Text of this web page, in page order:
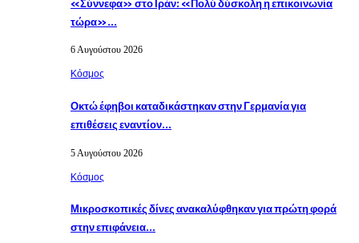
«Σύννεφα» στο Ιράν: «Πολύ δύσκολη η επικοινωνία
τώρα»…
6 Αυγούστου 2026
Κόσμος
Οκτώ έφηβοι καταδικάστηκαν στην Γερμανία για
επιθέσεις εναντίον…
5 Αυγούστου 2026
Κόσμος
Μικροσκοπικές δίνες ανακαλύφθηκαν για πρώτη φορά
στην επιφάνεια…